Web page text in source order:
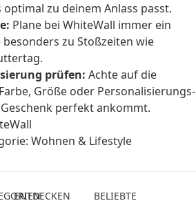
optimal zu deinem Anlass passt.
Plane bei WhiteWall immer ein
besonders zu Stoßzeiten wie
prüfen: Achte auf die
Größe oder Personalisierungs-
perfekt ankommt.
Wohnen & Lifestyle
ENTDECKEN
BELIEBTE